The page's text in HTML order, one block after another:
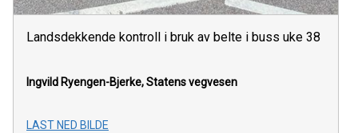
Landsdekkende kontroll i bruk av belte i buss uke 38
Ingvild Ryengen-Bjerke, Statens vegvesen
LAST NED BILDE